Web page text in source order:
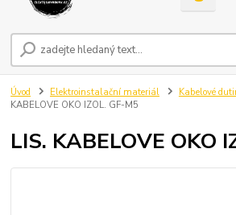
Úvod Elektroinstalační materiál Kabelové
KABELOVE OKO IZOL. GF-M5
LIS. KABELOVE OKO